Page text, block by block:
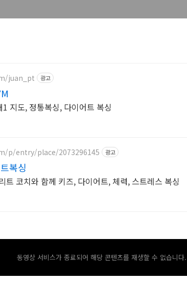
juan_pt 광고
지도, 정통복싱, 다이어트 복싱
p/entry/place/2073296145 광고
복싱
트 코치와 함께 키즈, 다이어트, 체력, 스트레스 복싱
동영상 서비스가 종료되어 해당 콘텐츠를 재생할 수 없습니다.